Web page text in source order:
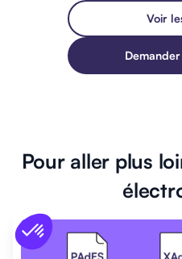
Voir
Pour aller plus